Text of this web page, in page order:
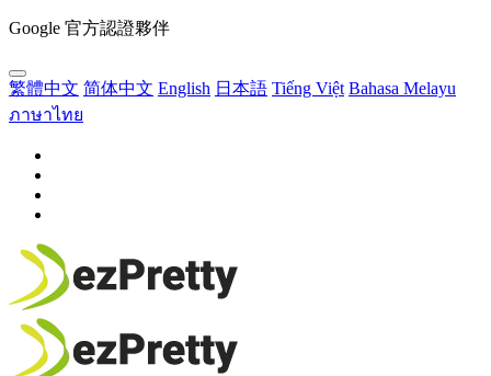
Google 官方認證夥伴
繁體中文 简体中文 English 日本語 Tiếng Việt Bahasa Melayu
ภาษาไทย